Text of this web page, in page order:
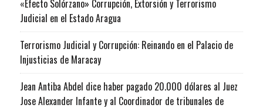
«Efecto Solórzano» Corrupción, Extorsión y Terrorismo
Judicial en el Estado Aragua
Terrorismo Judicial y Corrupción: Reinando en el Palacio de
Injusticias de Maracay
Jean Antiba Abdel dice haber pagado 20.000 dólares al Juez
Jose Alexander Infante y al Coordinador de tribunales de